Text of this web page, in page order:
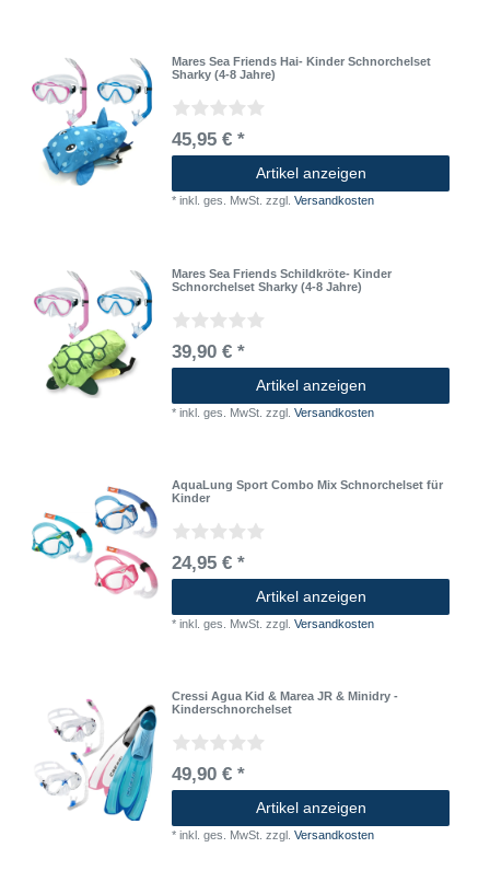
Mares Sea Friends Hai- Kinder Schnorchelset
Sharky (4-8 Jahre)
45,95 € *
Artikel anzeigen
*inkl. ges. MwSt. zzgl.Versandkosten
Mares Sea Friends Schildkröte- Kinder
Schnorchelset Sharky (4-8 Jahre)
39,90 € *
Artikel anzeigen
*inkl. ges. MwSt. zzgl.Versandkosten
AquaLung Sport Combo Mix Schnorchelset für
Kinder
24,95 € *
Artikel anzeigen
*inkl. ges. MwSt. zzgl.Versandkosten
Cressi Agua Kid & Marea JR & Minidry -
Kinderschnorchelset
49,90 € *
Artikel anzeigen
*inkl. ges. MwSt. zzgl.Versandkosten